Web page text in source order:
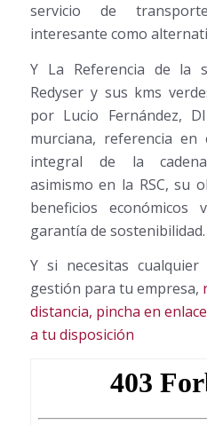
servicio de
interesante como
Y La Referencia de la
Redyser y sus kms
por Lucio Fernández,
murciana, referencia
integral de la
asimismo en la RSC, su
beneficios
garantía de sostenibilidad.
Y si necesitas
gestión para tu empresa,
distancia, pincha en
a tu disposición